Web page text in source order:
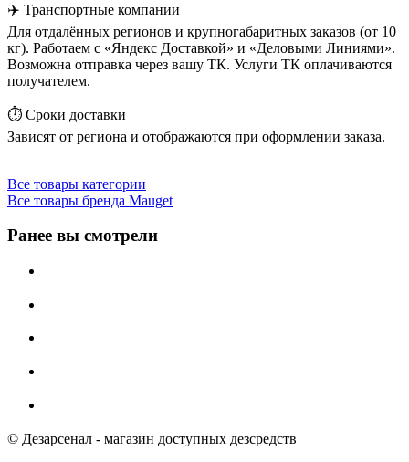
✈️ Транспортные компании
Для отдалённых регионов и крупногабаритных заказов (от 10
кг). Работаем с «Яндекс Доставкой» и «Деловыми Линиями».
Возможна отправка через вашу ТК. Услуги ТК оплачиваются
получателем.
⏱️ Сроки доставки
Зависят от региона и отображаются при оформлении заказа.
Все товары категории
Все товары бренда Mauget
Ранее вы смотрели
© Дезарсенал - магазин доступных дезсредств